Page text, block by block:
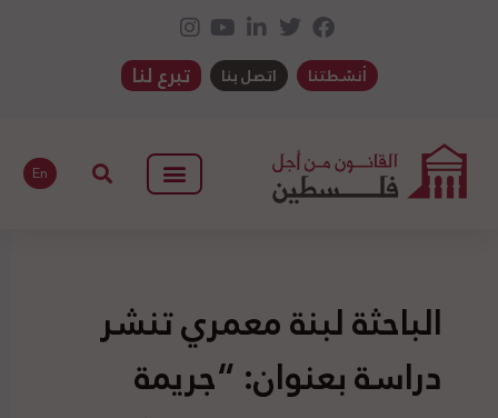
أنشطتنا اتصل بنا تبرع لنا
En
الباحثة لبنة معمري تنشر
دراسة بعنوان: “جريمة